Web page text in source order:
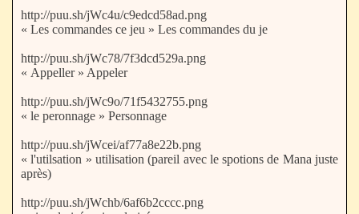
http://puu.sh/jWc4u/c9edcd58ad.png
« Les commandes ce jeu » Les commandes du je
http://puu.sh/jWc78/7f3dcd529a.png
« Appeller » Appeler
http://puu.sh/jWc9o/71f5432755.png
« le peronnage » Personnage
http://puu.sh/jWcei/af77a8e22b.png
« l'utilsation » utilisation (pareil avec le spotions de Mana juste
après)
http://puu.sh/jWchb/6af6b2cccc.png